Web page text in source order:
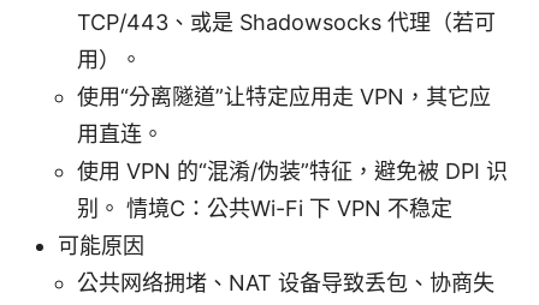
TCP/443、或是 Shadowsocks 代理（若可
用）。
使用“分离隧道”让特定应用走 VPN，其它应
用直连。
使用 VPN 的“混淆/伪装”特征，避免被 DPI 识
别。 情境C：公共Wi-Fi 下 VPN 不稳定
可能原因
公共网络拥堵、NAT 设备导致丢包、协商失